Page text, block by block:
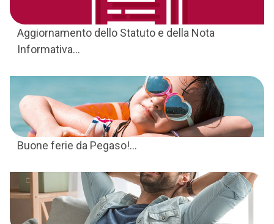
Aggiornamento dello Statuto e della Nota
Informativa...
Buone ferie da Pegaso!...